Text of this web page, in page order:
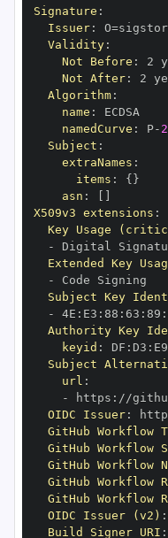
Signature :
Issuer:
Validity:
Not Before : 2
Not After: 2
Algorithm:
name :
namedCurve : P-
Subject :
extraNames :
items : { }
asn :
X509v3 extensions :
Key Usage
-
Extended Key
-
Subject Key
-
4E : E3 : 88 : 63 : 89 :
Authority Key
keyid : DF : D3 : E9
Subject
url :
-
https : //
OIDC Issuer:
GitHub Workflow
GitHub Workflow
GitHub Workflow
GitHub Workflow
GitHub Workflow
OIDC Issuer (v2) :
Build Signer URI :